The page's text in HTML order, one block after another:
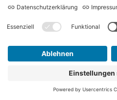
Impressum
Suche
Social Media-Kanäle des